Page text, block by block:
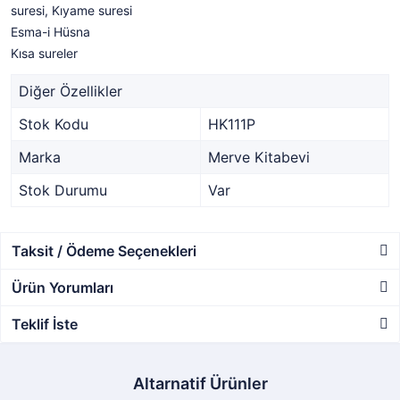
suresi, Kıyame suresi
Esma-i Hüsna
Kısa sureler
Diğer Özellikler
Stok Kodu
HK111P
Marka
Merve Kitabevi
Stok Durumu
Var
Taksit / Ödeme Seçenekleri
Ürün Yorumları
Teklif İste
Altarnatif Ürünler